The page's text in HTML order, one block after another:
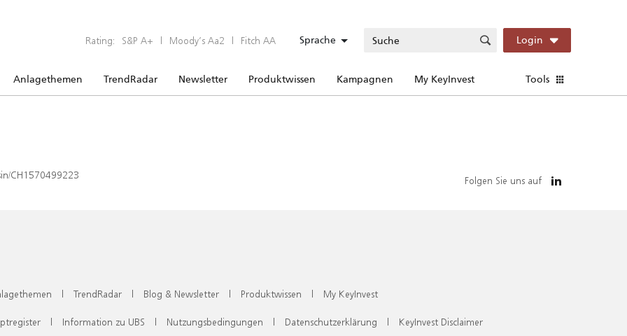
Rating: S&P A+ | Moody’s Aa2 | Fitch AA Sprache Login
Anlagethemen TrendRadar Newsletter Produktwissen Kampagnen My KeyInvest Tools
CH1570499223 Folgen Sie uns auf
| TrendRadar | Blog & Newsletter | Produktwissen | My KeyInvest
| Information zu UBS | Nutzungsbedingungen | Datenschutzerklärung | KeyInvest Disclaimer